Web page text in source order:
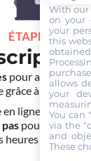
ÉTAPE 1
pour accéder à
grâce à
Pass
ligne voiture
pour la suite
heures de
With our
on your
your
this
allows
your
You can
via the
and
These